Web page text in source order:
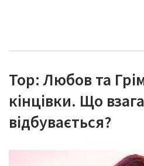
Тор: Любов та
кінцівки. Що
відбувається?